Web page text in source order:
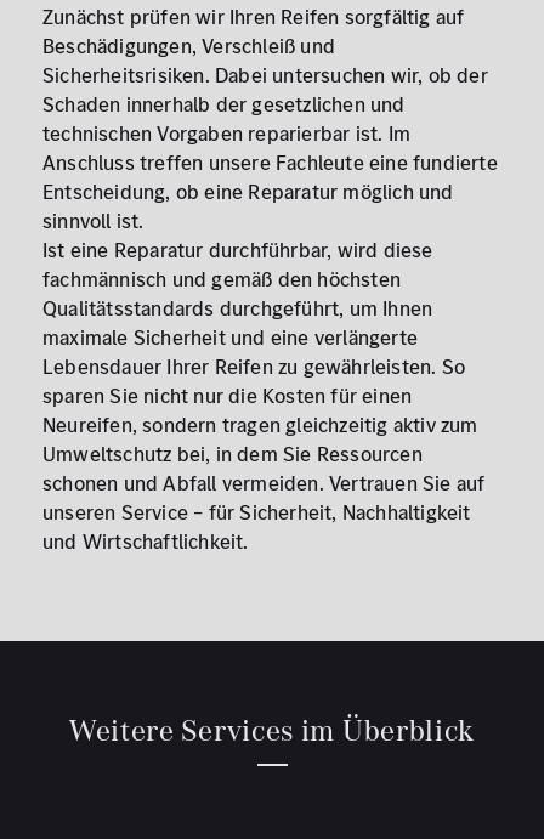
Zunächst prüfen wir Ihren Reifen sorgfältig auf
Beschädigungen, Verschleiß und
Sicherheitsrisiken. Dabei untersuchen wir, ob der
Schaden innerhalb der gesetzlichen und
technischen Vorgaben reparierbar ist. Im
Anschluss treffen unsere Fachleute eine fundierte
Entscheidung, ob eine Reparatur möglich und
sinnvoll ist.
Ist eine Reparatur durchführbar, wird diese
fachmännisch und gemäß den höchsten
Qualitätsstandards durchgeführt, um Ihnen
maximale Sicherheit und eine verlängerte
Lebensdauer Ihrer Reifen zu gewährleisten. So
sparen Sie nicht nur die Kosten für einen
Neureifen, sondern tragen gleichzeitig aktiv zum
Umweltschutz bei, in dem Sie Ressourcen
schonen und Abfall vermeiden. Vertrauen Sie auf
unseren Service – für Sicherheit, Nachhaltigkeit
und Wirtschaftlichkeit.
Weitere Services im Überblick